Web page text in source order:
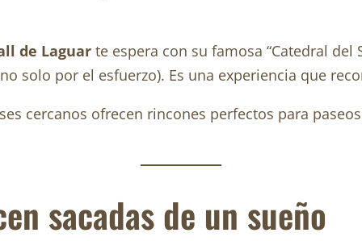
de Laguar te espera con su famosa “Catedral del
solo por el esfuerzo). Es una experiencia que
cercanos ofrecen rincones perfectos para
sacadas de un sueño